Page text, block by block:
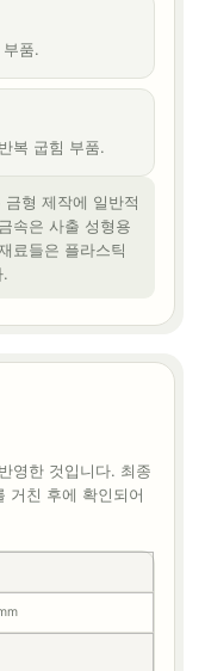
품.
복 굽힘 부품.
형 제작에 일반적
속은 사출 성형용
료들은 플라스틱
영한 것입니다. 최종
거친 후에 확인되어